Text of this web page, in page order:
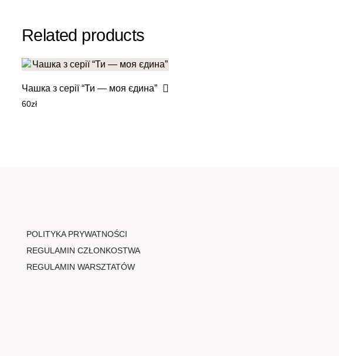
Related products
Чашка з серії “Ти — моя єдина”
60zł
POLITYKA PRYWATNOŚCI
REGULAMIN CZŁONKOSTWA
REGULAMIN WARSZTATÓW